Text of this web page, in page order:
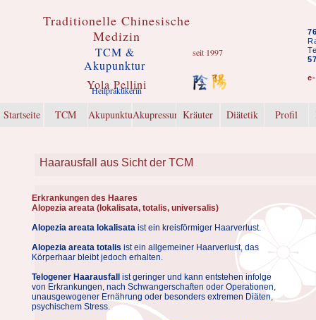
Traditionelle Chinesische
Medizin
seit 1997
TCM &
Akupunktur
Yola Pellini
Heilpraktikerin
Startseite TCM AkupunkturAkupressur Kräuter Diätetik Profil
Haarausfall aus Sicht der TCM
Erkrankungen des Haares
Alopezia areata (lokalisata, totalis, universalis)
Alopezia areata lokalisataist ein kreisförmiger Haarverlust.
Alopezia areata totalis ist ein allgemeiner Haarverlust, das
Körperhaar bleibt jedoch erhalten.
Telogener Haarausfall
ist geringer und kann entstehen infolge
von Erkrankungen, nach Schwangerschaften oder Operationen,
unausgewogener Ernährung oder besonders extremen Diäten,
psychischem Stress.